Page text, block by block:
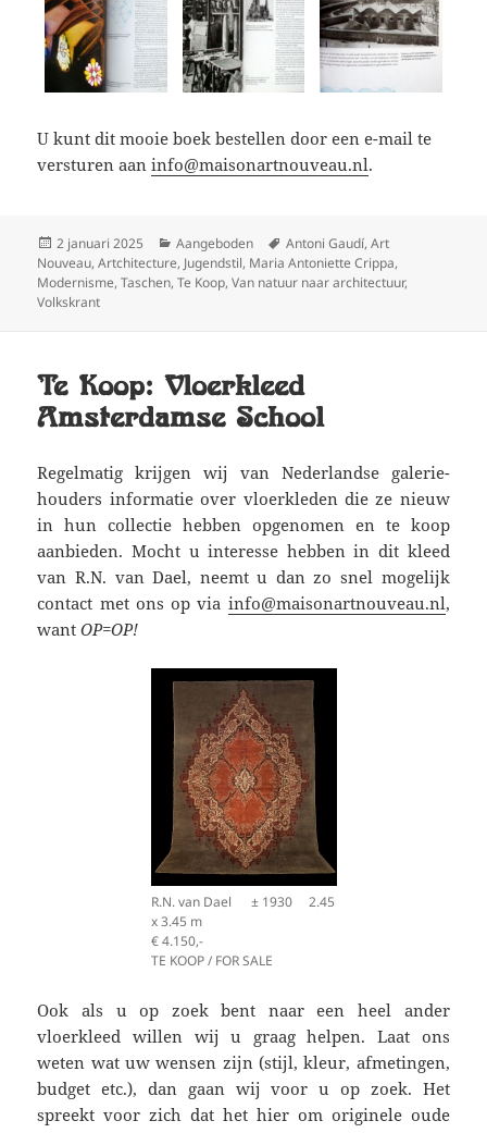
U kunt dit mooie boek bestellen door een e-mail te
versturen aaninfo@maisonartnouveau.nl.
Geplaatst
op
2 januari 2025 Categorieën
Aangeboden Tags
Antoni Gaudí,Art
Nouveau,Artchitecture, Jugendstil, Maria Antoniette Crippa,
Modernisme,Taschen,Te Koop,Van natuur naar architectuur,
Volkskrant
Te Koop: Vloerkleed
Amsterdamse School
Regelmatig krijgen wij van Nederlandse galerie-
houders informatie over vloerkleden die ze nieuw
in hun collectie hebben opgenomen en te koop
aanbieden. Mocht u interesse hebben in dit kleed
van R.N. van Dael, neemt u dan zo snel mogelijk
contact met ons op via info@maisonartnouveau.nl,
wantOP=OP!
R.N. van Dael ± 1930 2.45
x 3.45 m
€ 4.150,-
TE KOOP / FOR SALE
Ook als u op zoek bent naar een heel ander
vloerkleed willen wij u graag helpen. Laat ons
weten wat uw wensen zijn (stijl, kleur, afmetingen,
budget etc.), dan gaan wij voor u op zoek. Het
spreekt voor zich dat het hier om originele oude